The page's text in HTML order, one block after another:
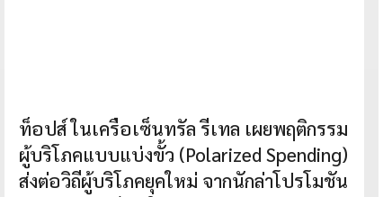
ท็อปส์ ในเครือเซ็นทรัล รีเทล เผยพฤติกรรม
ผู้บริโภคแบบแบ่งขั้ว (Polarized Spending)
ส่งต่อวิถีผู้บริโภคยุคใหม่ จากนักล่าโปรโมชัน